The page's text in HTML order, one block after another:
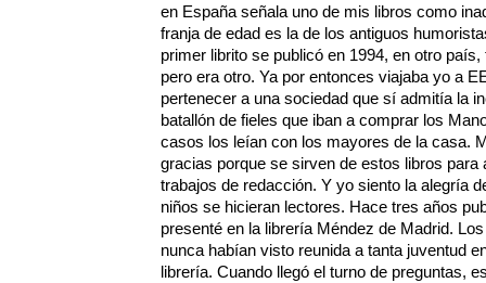
en España señala uno de mis libros como
franja de edad es la de los antiguos
primer librito se publicó en 1994, en otro
pero era otro. Ya por entonces viajaba yo a
pertenecer a una sociedad que sí admitía la
batallón de fieles que iban a comprar los
casos los leían con los mayores de la casa.
gracias porque se sirven de estos libros para
trabajos de redacción. Y yo siento la alegría
niños se hicieran lectores. Hace tres años
presenté en la librería Méndez de Madrid.
nunca habían visto reunida a tanta juventud
librería. Cuando llegó el turno de preguntas,